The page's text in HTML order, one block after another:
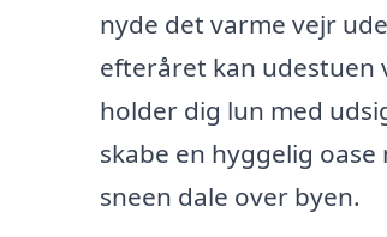
nyde det varme vejr
efteråret kan udestuen
holder dig lun med
skabe en hyggelig
sneen dale over byen.